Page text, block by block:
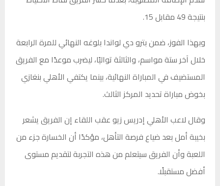
بنتيجة 49 مقابل 15.
وبهذا الفوز، ضمن بترو دي لواندا بلوغه النهائي للمرة الرابعة
خلال آخر ستة مواسم، والثالثة تواليًا، ليضرب موعدًا مع الفريق
المستضيف في المباراة النهائية، بينما يكتفي الأهلي بنغازي
بخوض مباراة تحديد المركز الثالث.
وقال لاعب الأهلي إدريس زيو عقب اللقاء إن الفريق يشعر
بخيبة أمل بعد ضياع فرصة التأهل، مؤكدًا أن الخسارة جزء من
اللعبة وأن الفريق سيتعلم من هذه التجربة لتقديم مستوى
أفضل مستقبلًا.